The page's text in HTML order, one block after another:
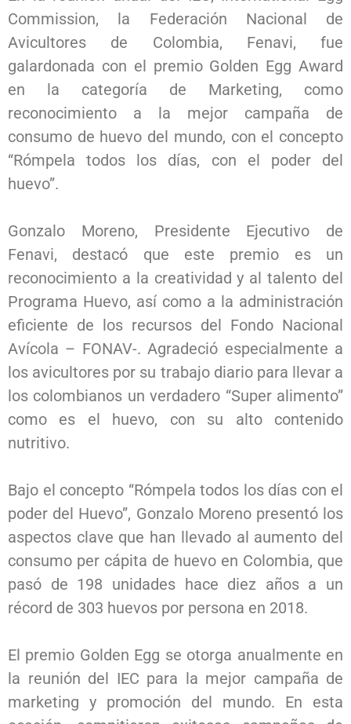
Commission, la Federación Nacional de
Avicultores de Colombia, Fenavi, fue
galardonada con el premio Golden Egg Award
en la categoría de Marketing, como
reconocimiento a la mejor campaña de
consumo de huevo del mundo, con el concepto
“Rómpela todos los días, con el poder del
huevo”.
Gonzalo Moreno, Presidente Ejecutivo de
Fenavi, destacó que este premio es un
reconocimiento a la creatividad y al talento del
Programa Huevo, así como a la administración
eficiente de los recursos del Fondo Nacional
Avícola – FONAV-. Agradeció especialmente a
los avicultores por su trabajo diario para llevar a
los colombianos un verdadero “Super alimento”
como es el huevo, con su alto contenido
nutritivo.
Bajo el concepto “Rómpela todos los días con el
poder del Huevo”, Gonzalo Moreno presentó los
aspectos clave que han llevado al aumento del
consumo per cápita de huevo en Colombia, que
pasó de 198 unidades hace diez años a un
récord de 303 huevos por persona en 2018.
El premio Golden Egg se otorga anualmente en
la reunión del IEC para la mejor campaña de
marketing y promoción del mundo. En esta